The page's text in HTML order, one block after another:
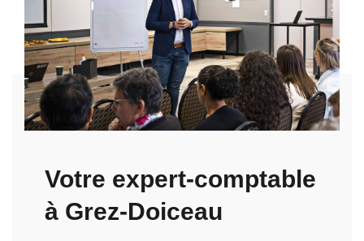
Votre expert-comptable
à Grez-Doiceau